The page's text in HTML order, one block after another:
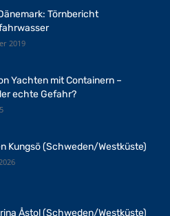
Törnbericht
2019
Yachten mit Containern –
echte Gefahr?
Kungsö (Schweden/Westküste)
Åstol (Schweden/Westküste)